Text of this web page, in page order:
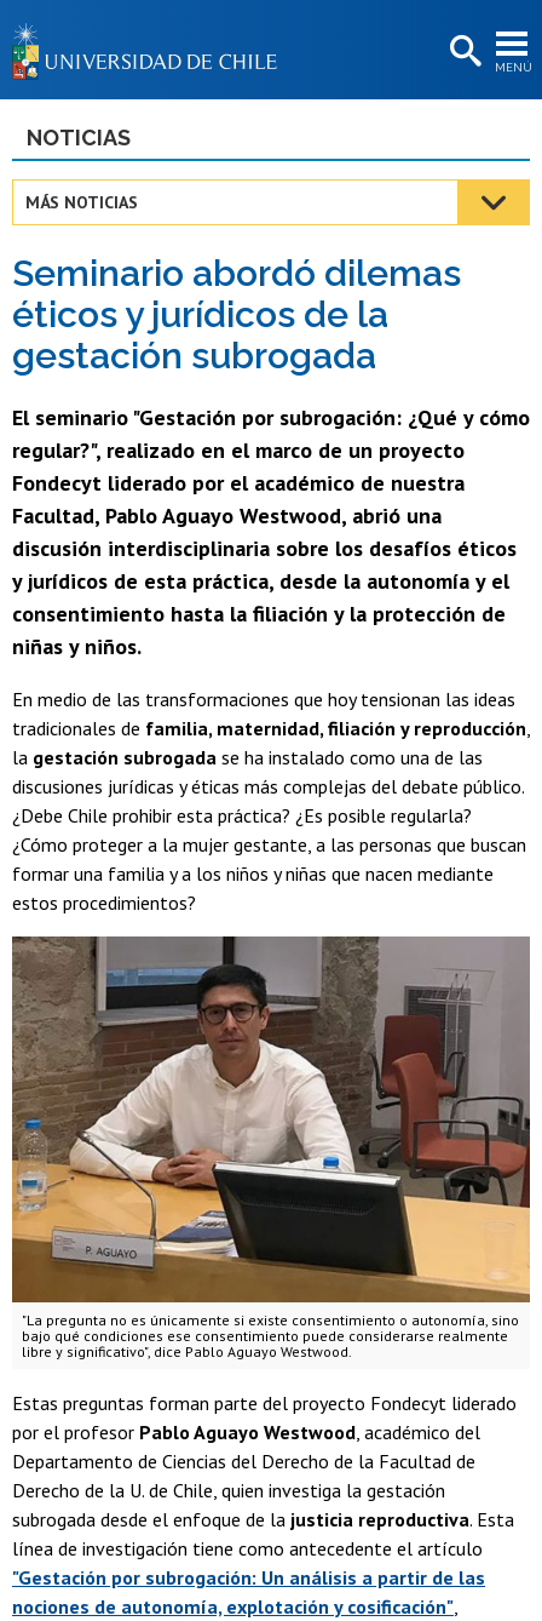
MENÚ
BIBLIOTECAS
Estudiantes
Académicas/os
Funcionarias/os
Egresadas/os
NOTICIAS
MÁS NOTICIAS
Seminario abordó dilemas
éticos y jurídicos de la
gestación subrogada
El seminario "Gestación por subrogación: ¿Qué y cómo
regular?", realizado en el marco de un proyecto
Fondecyt liderado por el académico de nuestra
Facultad, Pablo Aguayo Westwood, abrió una
discusión interdisciplinaria sobre los desafíos éticos
y jurídicos de esta práctica, desde la autonomía y el
consentimiento hasta la filiación y la protección de
niñas y niños.
En medio de las transformaciones que hoy tensionan las ideas
tradicionales de familia, maternidad, filiación y reproducción,
la gestación subrogada se ha instalado como una de las
discusiones jurídicas y éticas más complejas del debate público.
¿Debe Chile prohibir esta práctica? ¿Es posible regularla?
¿Cómo proteger a la mujer gestante, a las personas que buscan
formar una familia y a los niños y niñas que nacen mediante
estos procedimientos?
"La pregunta no es únicamente si existe consentimiento o autonomía, sino
bajo qué condiciones ese consentimiento puede considerarse realmente
libre y significativo", dice Pablo Aguayo Westwood.
Estas preguntas forman parte del proyecto Fondecyt liderado
por el profesor Pablo Aguayo Westwood, académico del
Departamento de Ciencias del Derecho de la Facultad de
Derecho de la U. de Chile, quien investiga la gestación
subrogada desde el enfoque de la justicia reproductiva. Esta
línea de investigación tiene como antecedente el artículo
"Gestación por subrogación: Un análisis a partir de las
nociones de autonomía, explotación y cosificación",